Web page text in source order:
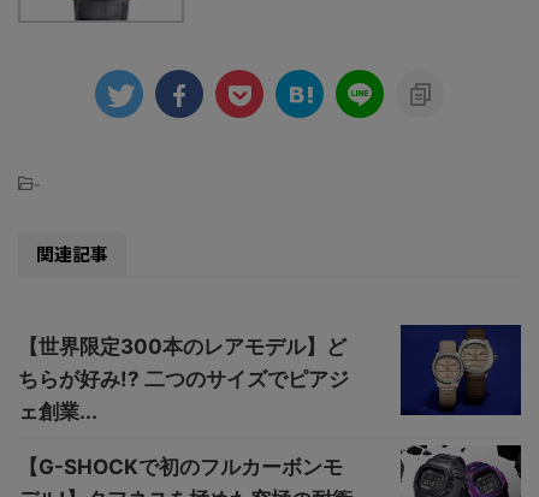
-
関連記事
【世界限定300本のレアモデル】ど
ちらが好み!? 二つのサイズでピアジ
ェ創業...
【G-SHOCKで初のフルカーボンモ